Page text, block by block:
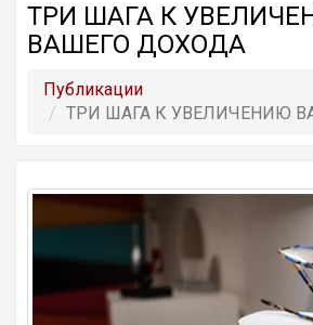
ТРИ ШАГА К
ВАШЕГО ДОХОДА
Публикации
ТРИ ШАГА К УВЕЛИЧЕНИЮ